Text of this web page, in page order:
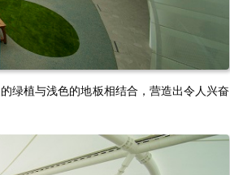
绿植与浅色的地板相结合，营造出令人兴奋